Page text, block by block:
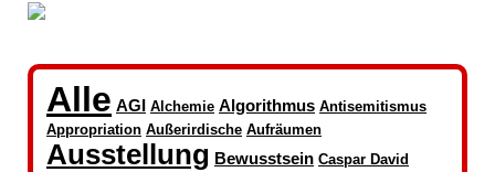
Alle AGI Alchemie Algorithmus Antisemitismus
Appropriation Außerirdische Aufräumen
Ausstellung Bewusstsein Caspar David